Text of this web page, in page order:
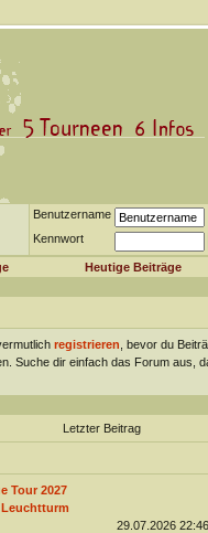
Benutzername
Kennwort
Heutige Beiträge
registrieren , bevor du
Suche dir einfach das Forum aus,
Letzter Beitrag
Tour 2027
Leuchtturm
29.07.2026 22:46